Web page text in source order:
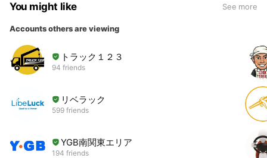
You might like See more
Accounts others are viewing
トラック１２３
94 friends
リベラック
599 friends
YGB南関東エリア
194 friends